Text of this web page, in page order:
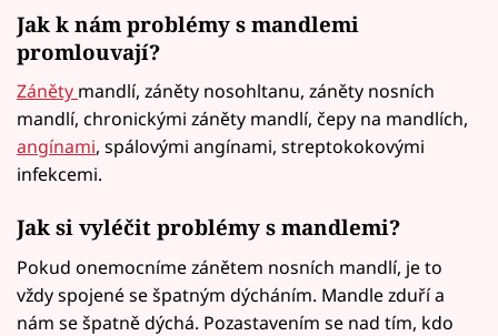
Jak k nám problémy s mandlemi
promlouvají?
Záněty mandlí, záněty nosohltanu, záněty nosních
mandlí, chronickými záněty mandlí, čepy na mandlích,
angínami, spálovými angínami, streptokokovými
infekcemi.
Jak si vyléčit problémy s mandlemi?
Pokud onemocníme zánětem nosních mandlí, je to
vždy spojené se špatným dýcháním. Mandle zduří a
nám se špatně dýchá. Pozastavením se nad tím, kdo